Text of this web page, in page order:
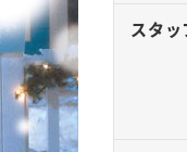
スタッ